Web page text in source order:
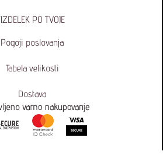
IZDELEK PO TVOJE
Pogoji poslovanja
Tabela velikosti
Dostava